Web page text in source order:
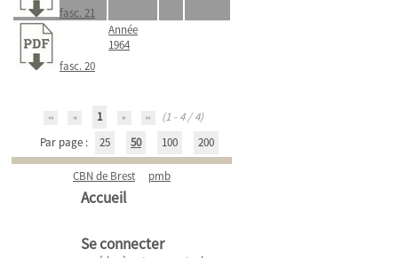
fasc. 21
fasc. 20
Année
1964
1
(1 - 4 / 4)
Par page :
25 50 100 200
CBN de Brest pmb
Accueil
Se connecter